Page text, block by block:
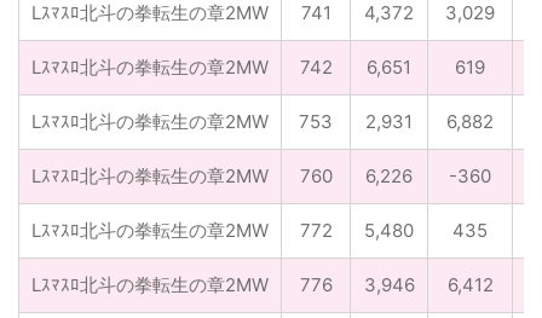
Lｽﾏｽﾛ北斗の拳転生の章2MW 741 4,372 3,029
Lｽﾏｽﾛ北斗の拳転生の章2MW 742 6,651 619
Lｽﾏｽﾛ北斗の拳転生の章2MW 753 2,931 6,882
Lｽﾏｽﾛ北斗の拳転生の章2MW 760 6,226 -360
Lｽﾏｽﾛ北斗の拳転生の章2MW 772 5,480 435
Lｽﾏｽﾛ北斗の拳転生の章2MW 776 3,946 6,412